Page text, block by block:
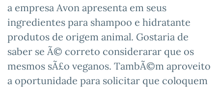
a empresa Avon apresenta em seus
ingredientes para shampoo e hidratante
produtos de origem animal. Gostaria de
saber se Ã© correto considerarar que os
mesmos sÃ£o veganos. TambÃ©m aproveito
a oportunidade para solicitar que coloquem